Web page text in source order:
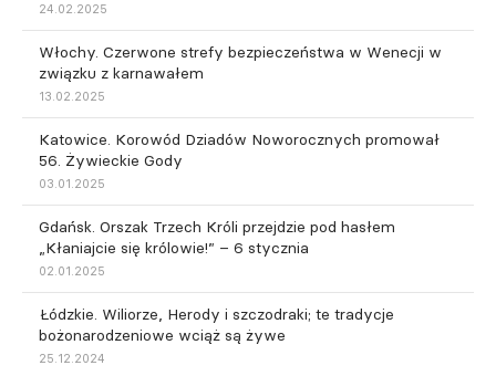
24.02.2025
Włochy. Czerwone strefy bezpieczeństwa w Wenecji w
związku z karnawałem
13.02.2025
Katowice. Korowód Dziadów Noworocznych promował
56. Żywieckie Gody
03.01.2025
Gdańsk. Orszak Trzech Króli przejdzie pod hasłem
„Kłaniajcie się królowie!” – 6 stycznia
02.01.2025
Łódzkie. Wiliorze, Herody i szczodraki; te tradycje
bożonarodzeniowe wciąż są żywe
25.12.2024